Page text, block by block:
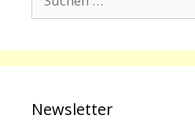
nach:
Newsletter